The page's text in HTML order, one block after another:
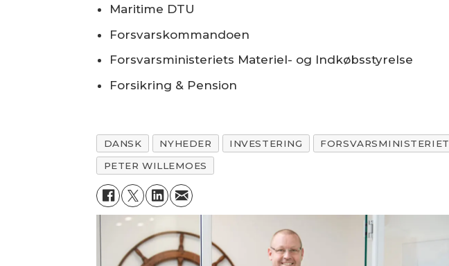
Maritime DTU
Forsvarskommandoen
Forsvarsministeriets Materiel- og Indkøbsstyrelse
Forsikring & Pension
DANSK NYHEDER INVESTERING FORSVARSMINISTERIET
PETER WILLEMOES